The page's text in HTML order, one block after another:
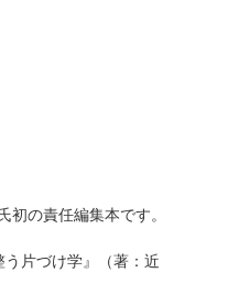
の責任編集本です。
片づけ学』（著：近